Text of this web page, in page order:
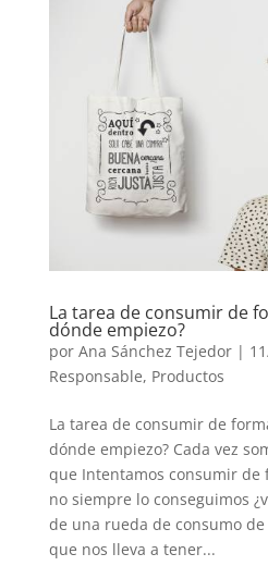
La tarea de consumir de
dónde empiezo?
por Ana Sánchez Tejedor|
Responsable, Productos
La tarea de consumir de
dónde empiezo? Cada vez
que Intentamos consumir de
no siempre lo conseguimos
de una rueda de consumo
que nos lleva a tener...